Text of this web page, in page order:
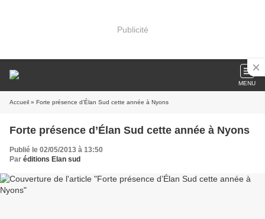
Publicité
MENU
Accueil » Forte présence d’Élan Sud cette année à Nyons
Forte présence d’Élan Sud cette année à Nyons
Publié le 02/05/2013 à 13:50
Par éditions Elan sud